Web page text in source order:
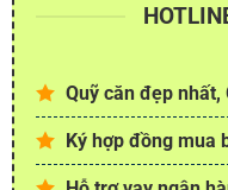
Quỹ căn đẹp nhất,
Ký hợp đồng mua